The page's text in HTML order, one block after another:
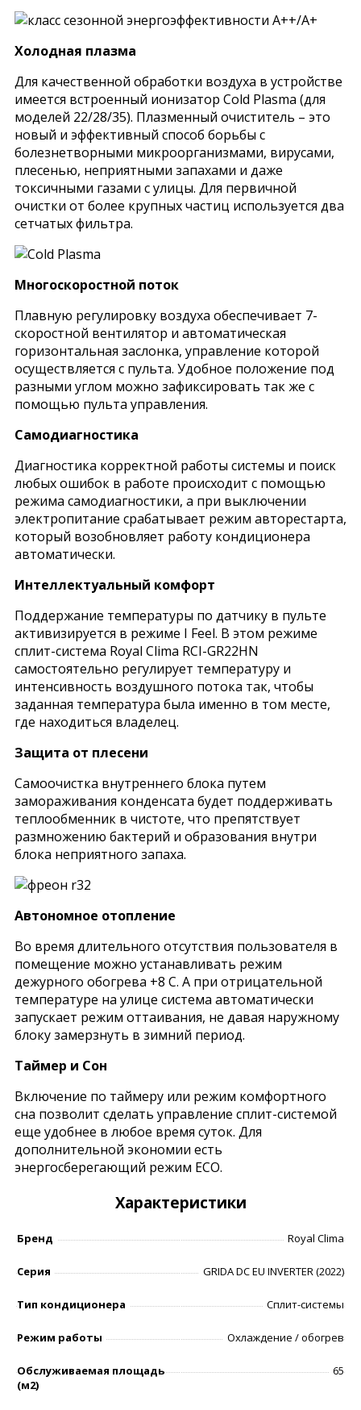
Холодная плазма
Для качественной обработки воздуха в устройстве
имеется встроенный ионизатор Cold Plasma (для
моделей 22/28/35). Плазменный очиститель – это
новый и эффективный способ борьбы с
болезнетворными микроорганизмами, вирусами,
плесенью, неприятными запахами и даже
токсичными газами с улицы. Для первичной
очистки от более крупных частиц используется два
сетчатых фильтра.
Многоскоростной поток
Плавную регулировку воздуха обеспечивает 7-
скоростной вентилятор и автоматическая
горизонтальная заслонка, управление которой
осуществляется с пульта. Удобное положение под
разными углом можно зафиксировать так же с
помощью пульта управления.
Самодиагностика
Диагностика корректной работы системы и поиск
любых ошибок в работе происходит с помощью
режима самодиагностики, а при выключении
электропитание срабатывает режим авторестарта,
который возобновляет работу кондиционера
автоматически.
Интеллектуальный комфорт
Поддержание температуры по датчику в пульте
активизируется в режиме I Feel. В этом режиме
сплит-система Royal Clima RCI-GR22HN
самостоятельно регулирует температуру и
интенсивность воздушного потока так, чтобы
заданная температура была именно в том месте,
где находиться владелец.
Защита от плесени
Самоочистка внутреннего блока путем
замораживания конденсата будет поддерживать
теплообменник в чистоте, что препятствует
размножению бактерий и образования внутри
блока неприятного запаха.
Автономное отопление
Во время длительного отсутствия пользователя в
помещение можно устанавливать режим
дежурного обогрева +8 C. А при отрицательной
температуре на улице система автоматически
запускает режим оттаивания, не давая наружному
блоку замерзнуть в зимний период.
Таймер и Сон
Включение по таймеру или режим комфортного
сна позволит сделать управление сплит-системой
еще удобнее в любое время суток. Для
дополнительной экономии есть
энергосберегающий режим ECO.
Характеристики
Бренд Royal Clima
Серия GRIDA DC EU INVERTER (2022)
Тип кондиционера Сплит-системы
Режим работы Охлаждение / обогрев
Обслуживаемая площадь
(м2)
65